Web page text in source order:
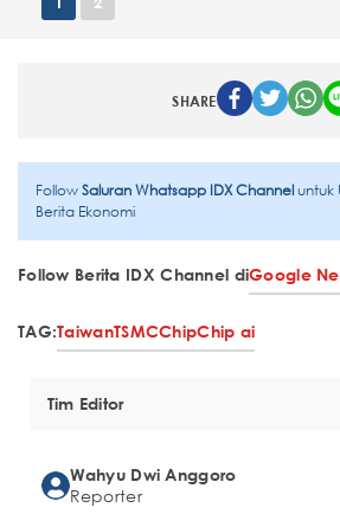
SHARE
FollowSaluran Whatsapp IDX Channeluntuk
Berita Ekonomi
Follow Berita IDX Channel diGoogle
TAG:TaiwanTSMCChipChip ai
Tim Editor
Wahyu Dwi Anggoro
Reporter